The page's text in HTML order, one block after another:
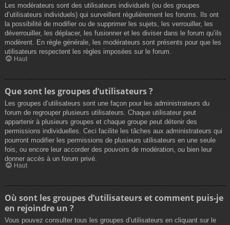
Les modérateurs sont des utilisateurs individuels (ou des groupes
d’utilisateurs individuels) qui surveillent régulièrement les forums. Ils ont
la possibilité de modifier ou de supprimer les sujets, les verrouiller, les
déverrouiller, les déplacer, les fusionner et les diviser dans le forum qu’ils
modèrent. En règle générale, les modérateurs sont présents pour que les
utilisateurs respectent les règles imposées sur le forum.
Haut
Que sont les groupes d’utilisateurs ?
Les groupes d’utilisateurs sont une façon pour les administrateurs du
forum de regrouper plusieurs utilisateurs. Chaque utilisateur peut
appartenir à plusieurs groupes et chaque groupe peut détenir des
permissions individuelles. Ceci facilite les tâches aux administrateurs qui
pourront modifier les permissions de plusieurs utilisateurs en une seule
fois, ou encore leur accorder des pouvoirs de modération, ou bien leur
donner accès à un forum privé.
Haut
Où sont les groupes d’utilisateurs et comment puis-je
en rejoindre un ?
Vous pouvez consulter tous les groupes d’utilisateurs en cliquant sur le